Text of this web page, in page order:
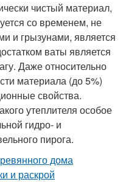
чистый материал,
со временем, не
и грызунами, является
ваты является
Даже относительно
материала (до 5%)
свойства.
утеплителя особое
гидро- и
пирога.